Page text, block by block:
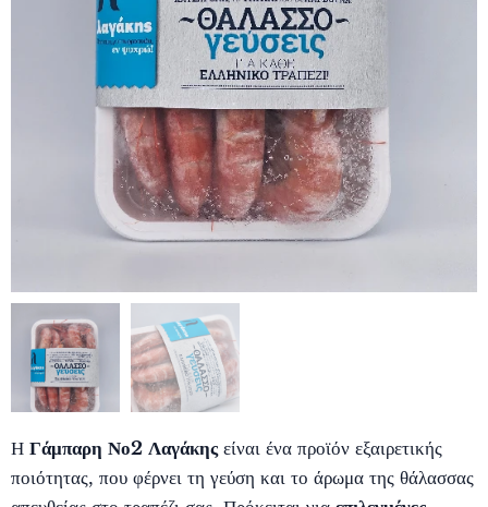
Η Γάμπαρη Νο2 Λαγάκηςείναι ένα προϊόν εξαιρετικής
ποιότητας, που φέρνει τη γεύση και το άρωμα της θάλασσας